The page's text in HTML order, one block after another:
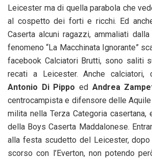
Leicester ma di quella parabola che
al cospetto dei forti e ricchi. Ed
Caserta alcuni ragazzi, ammaliati
fenomeno “La Macchinata Ignorante”
facebook Calciatori Brutti, sono saliti
recati a Leicester. Anche
Antonio Di Pippo ed Andrea
centrocampista e difensore delle Aquile
milita nella Terza Categoria
della Boys Caserta Maddalonese.
alla festa scudetto del Leicester,
scorso con l’Everton, non potendo